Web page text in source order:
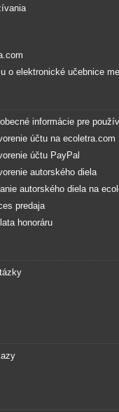
o elektronické učebnice
informácie pre
účtu na ecoletra.com
účtu PayPal
autorského diela
autorského diela na
predaja
honoráru